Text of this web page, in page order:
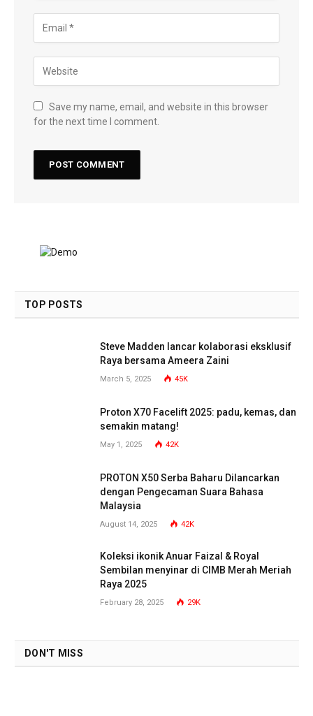
Save my name, email, and website in this browser
for the next time I comment.
TOP POSTS
Steve Madden lancar kolaborasi eksklusif
Raya bersama Ameera Zaini
March 5, 2025 45K
Proton X70 Facelift 2025: padu, kemas, dan
semakin matang!
May 1, 2025 42K
PROTON X50 Serba Baharu Dilancarkan
dengan Pengecaman Suara Bahasa
Malaysia
August 14, 2025 42K
Koleksi ikonik Anuar Faizal & Royal
Sembilan menyinar di CIMB Merah Meriah
Raya 2025
February 28, 2025 29K
DON'T MISS